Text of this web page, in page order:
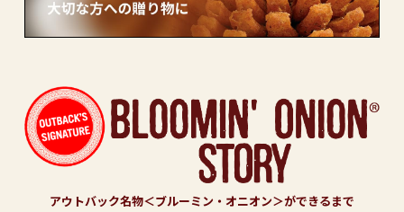
アウトバック名物＜ブルーミン・オニオン＞ができるまで